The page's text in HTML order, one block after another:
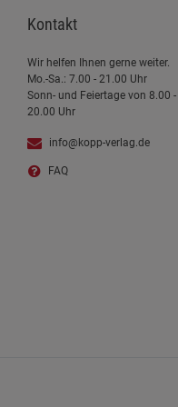
Kontakt
Wir helfen Ihnen gerne weiter.
Mo.-Sa.: 7.00 - 21.00 Uhr
Sonn- und Feiertage von 8.00 -
20.00 Uhr
info@kopp-verlag.de
FAQ